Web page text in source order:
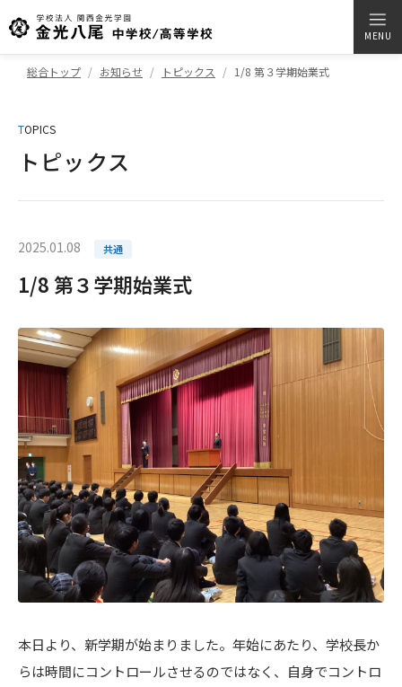
MENU
総合トップ お知らせ トピックス 1/8 第３学期始業式
TOPICS
トピックス
2025.01.08 共通
1/8 第３学期始業式
本日より、新学期が始まりました。年始にあたり、学校長か
らは時間にコントロールさせるのではなく、自身でコントロ